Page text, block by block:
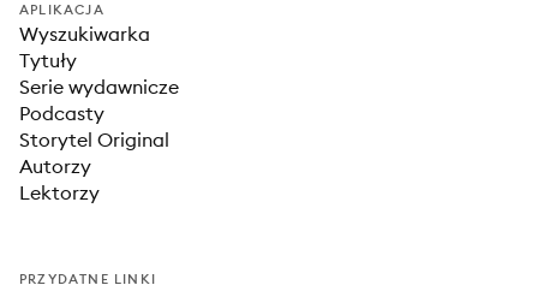
APLIKACJA
Wyszukiwarka
Tytuły
Serie wydawnicze
Podcasty
Storytel Original
Autorzy
Lektorzy
PRZYDATNE LINKI